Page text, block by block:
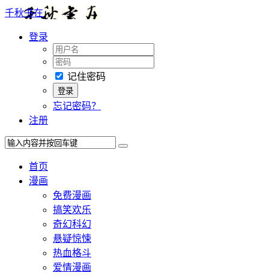
千秋书在
登录
记住密码
忘记密码？
注册
首页
漫画
免费漫画
搞笑欢乐
奇幻科幻
悬疑惊悚
热血格斗
爱情漫画